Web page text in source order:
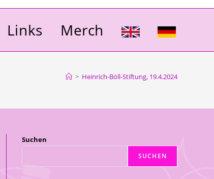
Links Merch
> Heinrich-Böll-Stiftung, 19.4.2024
Suchen
SUCHEN